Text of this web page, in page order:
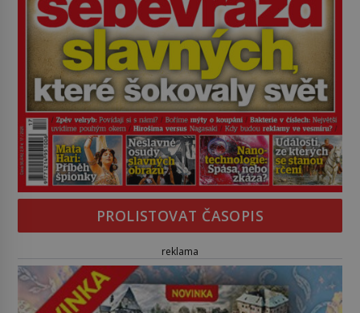
PROLISTOVAT ČASOPIS
reklama